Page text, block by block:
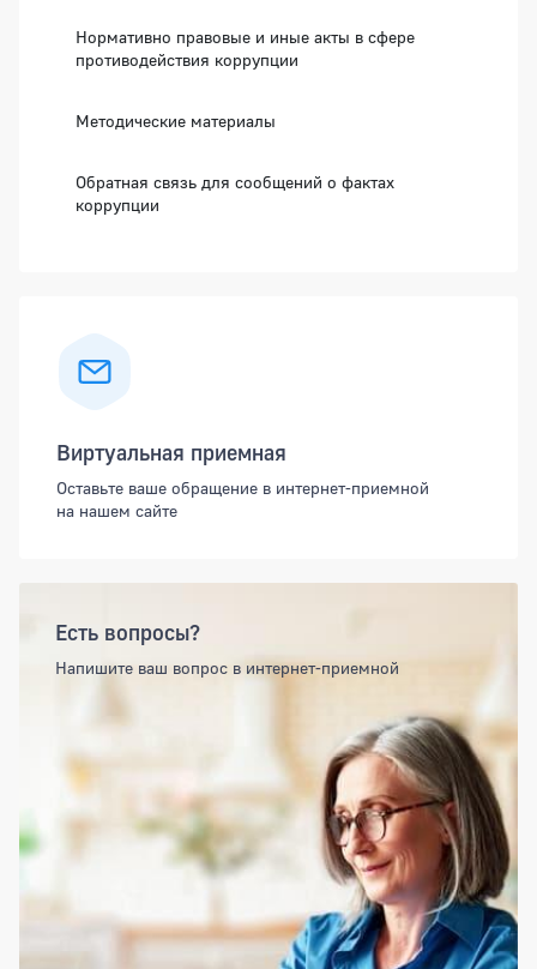
Нормативно правовые и иные акты в сфере
противодействия коррупции
Методические материалы
Обратная связь для сообщений о фактах
коррупции
Виртуальная приемная
Оставьте ваше обращение в интернет-приемной
на нашем сайте
Есть вопросы?
Напишите ваш вопрос в интернет-приемной